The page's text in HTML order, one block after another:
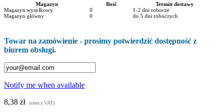
Magazyn Ilość
Termin dostawy
Magazyn wysyłkowy
0
1-2 dni robocze
Magazyn główny
0 do 5 dni roboczych
Towar na zamówienie - prosimy potwierdzić dostępność z
biurem obsługi.
Notify me when available
8,38 zł
(cena z VAT)